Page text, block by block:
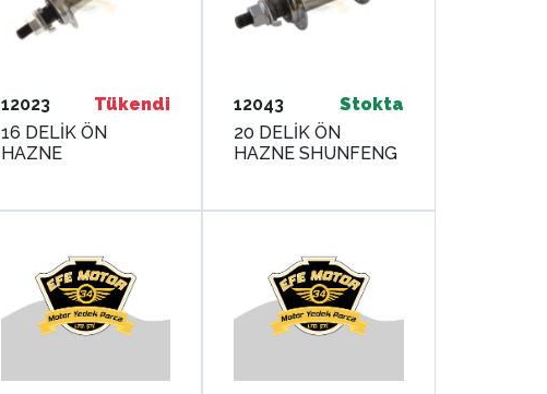
12023
Tükendi
16 DELİK ÖN
HAZNE
12043
Stokta
20 DELİK ÖN
HAZNE SHUNFENG